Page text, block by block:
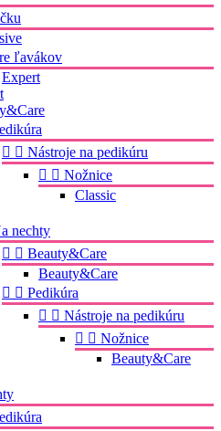
ľavákov
Expert
  Nástroje na pedikúru
  Nožnice
Classic
nechty
  Beauty&Care
Beauty&Care
  Pedikúra
  Nástroje na pedikúru
  Nožnice
Beauty&Care